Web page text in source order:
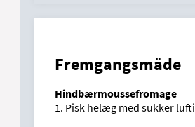
Fremgangsmåde
Hindbærmoussefromage
1. Pisk helæg med sukker